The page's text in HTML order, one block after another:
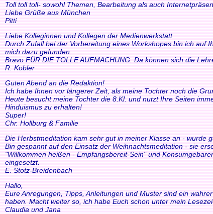
Toll toll toll- sowohl Themen, Bearbeitung als auch
Liebe Grüße aus München
Pitti
Liebe Kolleginnen und Kollegen der Medienwerkstatt
Durch Zufall bei der Vorbereitung eines Workshopes bin ich auf
mich dazu gefunden.
Bravo FÜR DIE TOLLE AUFMACHUNG. Da können sich die
R. Kobler
Guten Abend an die Redaktion!
Ich habe Ihnen vor längerer Zeit, als meine Tochter noch die
Heute besucht meine Tochter die 8.Kl. und nutzt Ihre Seiten
Hinduismus zu erhalten!
Super!
Chr. Hollburg & Familie
Die Herbstmeditation kam sehr gut in meiner Klasse an -
Bin gespannt auf den Einsatz der Weihnachtsmeditation - sie
"Willkommen heißen - Empfangsbereit-Sein" und
eingesetzt.
E. Stotz-Breidenbach
Hallo,
Eure Anregungen, Tipps, Anleitungen und Muster sind ein
haben. Macht weiter so, ich habe Euch schon unter mein
Claudia und Jana